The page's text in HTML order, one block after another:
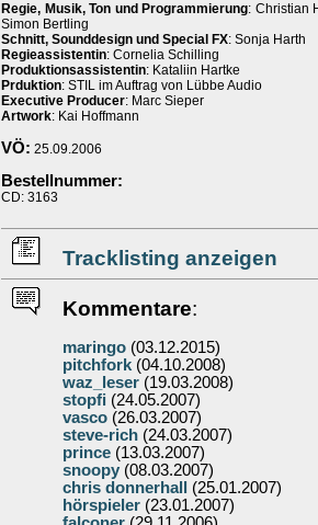
Regie, Musik, Ton und Programmierung: Christian
Simon Bertling
Schnitt, Sounddesign und Special FX: Sonja Harth
Regieassistentin: Cornelia Schilling
Produktionsassistentin: Kataliin Hartke
Prduktion: STIL im Auftrag von Lübbe Audio
Executive Producer: Marc Sieper
Artwork: Kai Hoffmann
VÖ: 25.09.2006
Bestellnummer:
CD: 3163
Tracklisting anzeigen
Kommentare:
maringo (03.12.2015)
pitchfork (04.10.2008)
waz_leser (19.03.2008)
stopfi (24.05.2007)
vasco (26.03.2007)
steve-rich (24.03.2007)
prince (13.03.2007)
snoopy (08.03.2007)
chris donnerhall
(25.01.2007)
hörspieler (23.01.2007)